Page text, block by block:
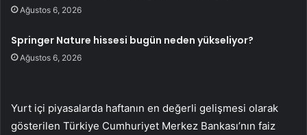
Ağustos 6, 2026
Springer Nature hissesi bugün neden yükseliyor?
Ağustos 6, 2026
Yurt içi piyasalarda haftanın en değerli gelişmesi olarak
gösterilen Türkiye Cumhuriyet Merkez Bankası’nın faiz